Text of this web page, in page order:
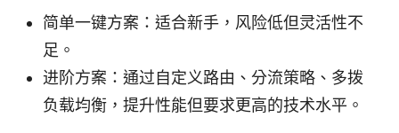
简单一键方案：适合新手，风险低但灵活性不
足。
进阶方案：通过自定义路由、分流策略、多拨
负载均衡，提升性能但要求更高的技术水平。